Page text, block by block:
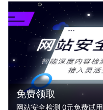
免费领取
网站安全检测 0元免费试用